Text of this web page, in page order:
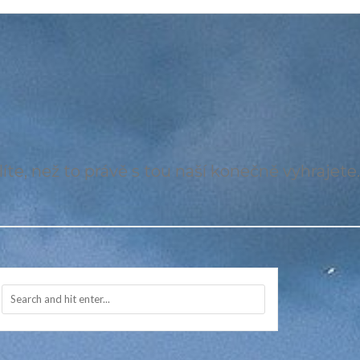
než to právě s tou naší konečně vyhrajete.